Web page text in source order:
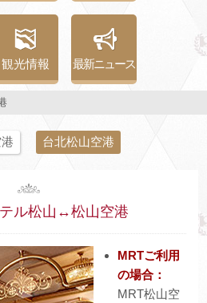
観光情報 最新ニュース
台北松山空港
ル松山↔松山空港
MRTご利用
の場合：
MRT松山空